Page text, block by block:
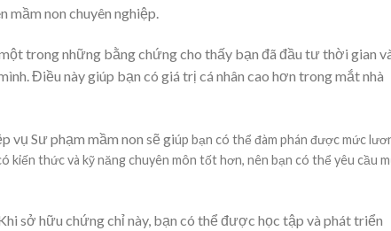
mầm non chuyên nghiệp.
trong những bằng chứng cho thấy bạn đã đầu tư thời gian
Điều này giúp bạn có giá trị cá nhân cao hơn trong mắt nhà
vụ Sư phạm mầm non sẽ giúp bạn có thể đàm phán được mức
kiến thức và kỹ năng chuyên môn tốt hơn, nên bạn có thể yêu cầu
sở hữu chứng chỉ này, bạn có thể được học tập và phát triển